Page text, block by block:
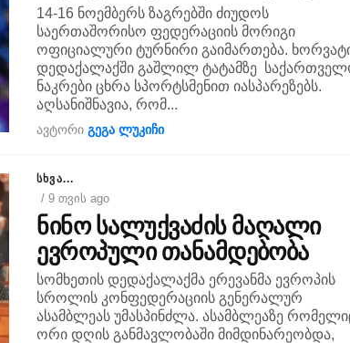
14-16 ნოემბერს ზაგრებში ძიუდოს
საერთაშორისო ფედერაციის მორიგი
ოფიციალური ტურნირი გაიმართება.
დედაქალაქში გაშლილ ტატამზე
ნაკრები ცხრა სპორტსმენით იასპარეზებს.
აღსანიშნავია, რომ...
ავტორიგეგა ლუკიჩი
ᲡᲮᲕᲐ...
/ 9 თვის ago
ნინო სალუქვაძის მაღალი
ევროპული თანამდებობა
სომხეთის დედაქალაქმა ერევანმა ევროპის
სროლის კონფედერაციის გენერალურ
ასამბლეას უმასპინძლა. ასამბლეაზე
ორი დღის განმავლობაში მიმდინარეობდა,